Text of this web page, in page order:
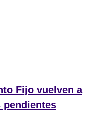
Fijo vuelven a
pendientes